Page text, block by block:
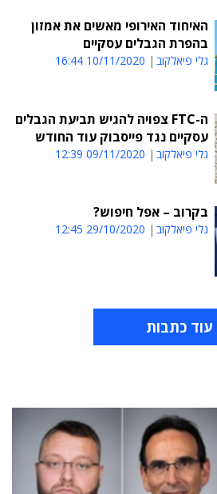
האיחוד האירופי מאשים את אמזון
בהפרת הגבלים עסקיים
גלי פיאלקוב 10/11/2020 16:44
ה-FTC צפויה להגיש תביעת הגבלים
עסקיים נגד פייסבוק עוד החודש
גלי פיאלקוב 09/11/2020 12:39
בקרוב – אפל חיפוש?
גלי פיאלקוב 29/10/2020 12:45
עוד כתבות